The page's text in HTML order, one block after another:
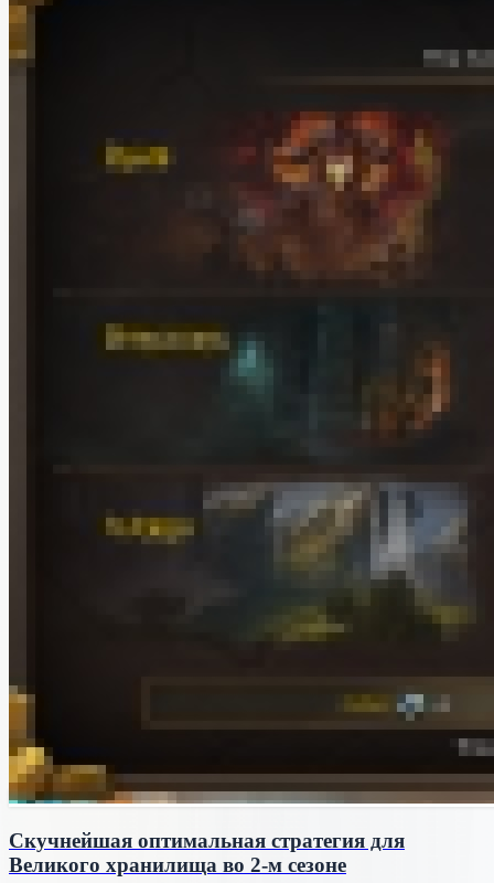
Скучнейшая оптимальная стратегия для
Великого хранилища во 2-м сезоне